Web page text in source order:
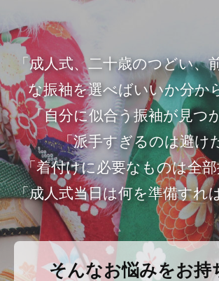
「成人式、二十歳のつどい、
な振袖を選べばいいか分か
「自分に似合う振袖が見つ
「派手すぎるのは避け
「着付けに必要なものは全
「成人式当日は何を準備すれ
そんなお悩みをお持